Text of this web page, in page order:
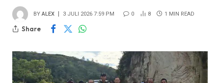
BY ALEX 3 JULI 2026 7:59 PM 0 8 1 MIN READ
Share